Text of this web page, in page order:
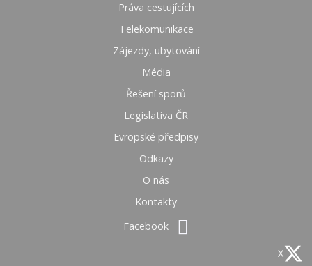
Práva cestujících
Telekomunikace
Zájezdy, ubytování
Média
Řešení sporů
Legislativa ČR
Evropské předpisy
Odkazy
O nás
Kontakty
Facebook
X